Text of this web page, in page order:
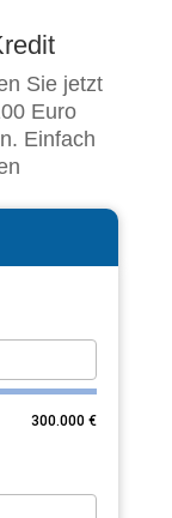
Sie jetzt
Euro
Einfach
300.000 €